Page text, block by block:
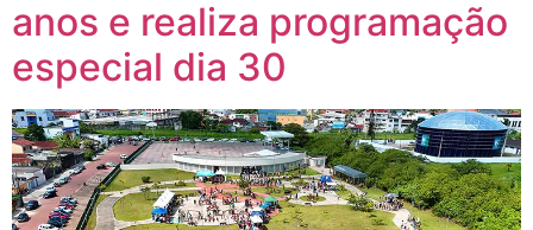
anos e realiza programação
especial dia 30